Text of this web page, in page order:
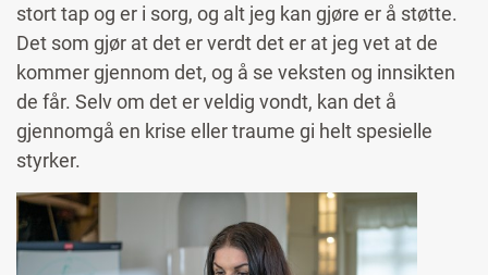
stort tap og er i sorg, og alt jeg kan gjøre er å støtte.
Det som gjør at det er verdt det er at jeg vet at de
kommer gjennom det, og å se veksten og innsikten
de får. Selv om det er veldig vondt, kan det å
gjennomgå en krise eller traume gi helt spesielle
styrker.
Image